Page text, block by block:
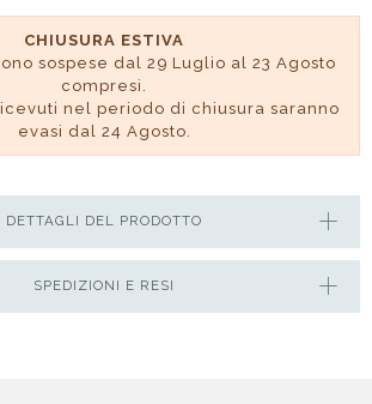
CHIUSURA ESTIVA
sospese dal 29 Luglio al 23 Agosto
compresi.
nel periodo di chiusura saranno
evasi dal 24 Agosto.
SPEDIZIONI E RESI
DETTAGLI DEL PRODOTTO